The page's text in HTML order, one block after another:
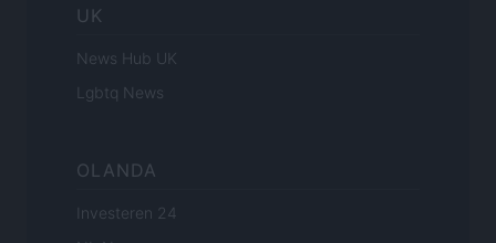
UK
News Hub UK
Lgbtq News
OLANDA
Investeren 24